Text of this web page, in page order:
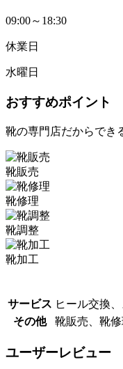
09:00～18:30
休業日
水曜日
おすすめポイント
靴の専門店だからで
靴販売
靴修理
靴調整
靴加工
サービス ヒール交換
その他
靴販売、靴
ユーザーレビュー